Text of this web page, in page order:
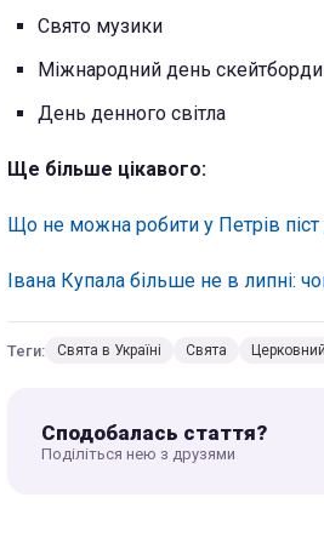
Свято музики
Міжнародний день
День денного світла
Ще більше цікавого:
Що не можна робити у Петрів
Івана Купала більше не в липні:
Теги: Свята в Україні Свята
Сподобалась стаття?
Поділіться нею з друзями